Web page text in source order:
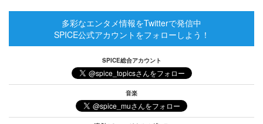
多彩なエンタメ情報をTwitterで発信中
SPICE公式アカウントをフォローしよう！
SPICE総合アカウント
音楽